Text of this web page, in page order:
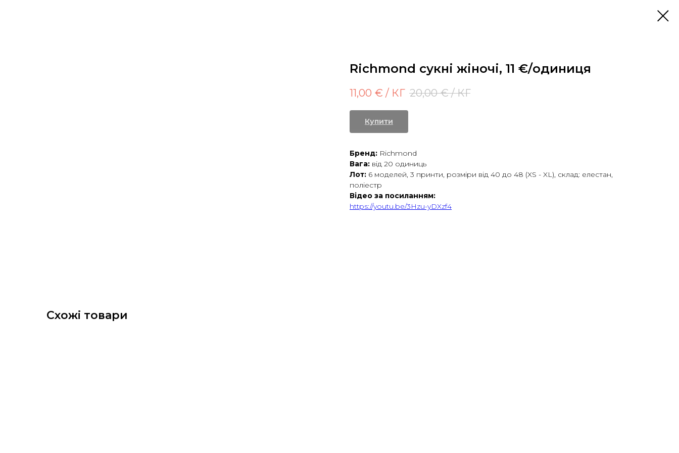
Richmond сукні жіночі, 11 €/одиниця
11,00 € / КГ 20,00 € / КГ
Купити
Бренд: Richmond
Вага: від 20 одиниць
Лот: 6 моделей, 3 принти, розміри від 40 до 48 (XS - XL), склад: елестан,
поліестр
Відео за посиланням:
https://youtu.be/3Hzu-yDXzf4
Схожі товари